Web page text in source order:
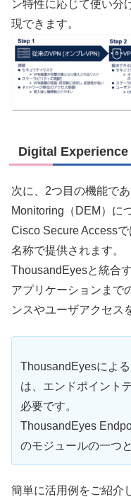
ン特性に応じて使い分
現できます。
Digital
次に、2つ目の機能で
Monitoring（DEM）に
Cisco Secure Access
名称で提供されます。
ThousandEyesと統合
アプリケーションまで
ンスやユーザアクセス
ThousandEyesによ
は、エンドポイント
必要です。
ThousandEyes
のモジュールの一つ
簡単に活用例をご紹介